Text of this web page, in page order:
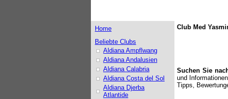
Home
Beliebte Clubs
Aldiana Ampflwang
Aldiana Andalusien
Aldiana Calabria
Aldiana Costa del Sol
Aldiana Djerba
Atlantide
Club Med
Suchen Sie
und
Tipps,